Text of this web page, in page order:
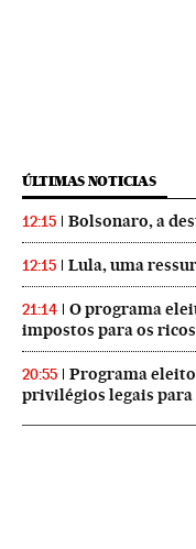
ÚLTIMAS NOTICIAS
12:15 Bolsonaro, a
12:15 Lula, uma
21:14
O programa
impostos para os
20:55
Programa
privilégios legais para